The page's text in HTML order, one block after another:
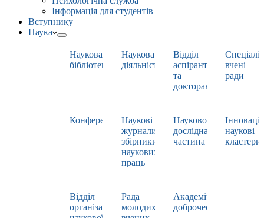
Інформація для студентів
Вступнику
Наука
Наукова
бібліотека
Наукова
діяльність
Відділ
аспірантури
та
докторантури
вчені
ради
Конференції
Наукові
журнали,
збірники
наукових
праць
Науково-
дослідна
частина
наукові
кластери
Відділ
організації
Рада
молодих
Академічна
доброчесність